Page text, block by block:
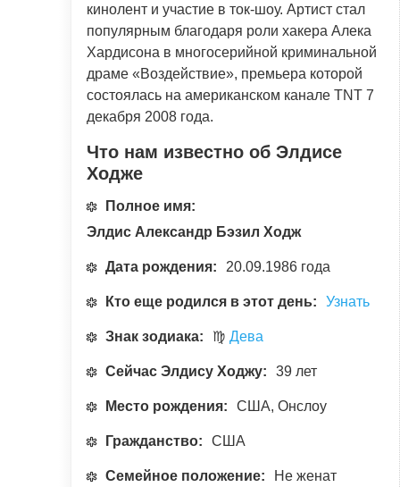
кинолент и участие в ток-шоу. Артист стал
популярным благодаря роли хакера Алека
Хардисона в многосерийной криминальной
драме «Воздействие», премьера которой
состоялась на американском канале TNT 7
декабря 2008 года.
Что нам известно об Элдисе
Ходже
Полное имя:
Элдис Александр Бэзил Ходж
Дата рождения: 20.09.1986 года
Кто еще родился в этот день: Узнать
Знак зодиака: ♍ Дева
Сейчас Элдису Ходжу: 39 лет
Место рождения: США, Онслоу
Гражданство: США
Семейное положение: Не женат